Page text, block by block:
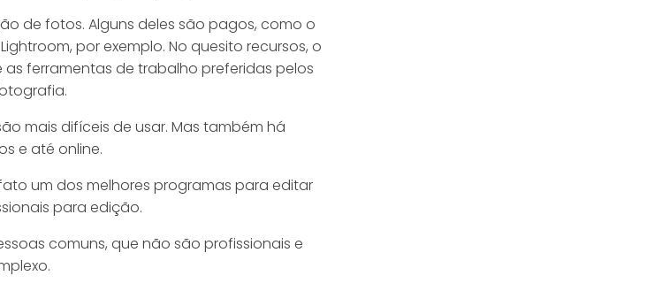
de fotos. Alguns deles são pagos, como o
por exemplo. No quesito recursos, o
ferramentas de trabalho preferidas pelos
mais difíceis de usar. Mas também há
e até online.
um dos melhores programas para editar
para edição.
comuns, que não são profissionais e